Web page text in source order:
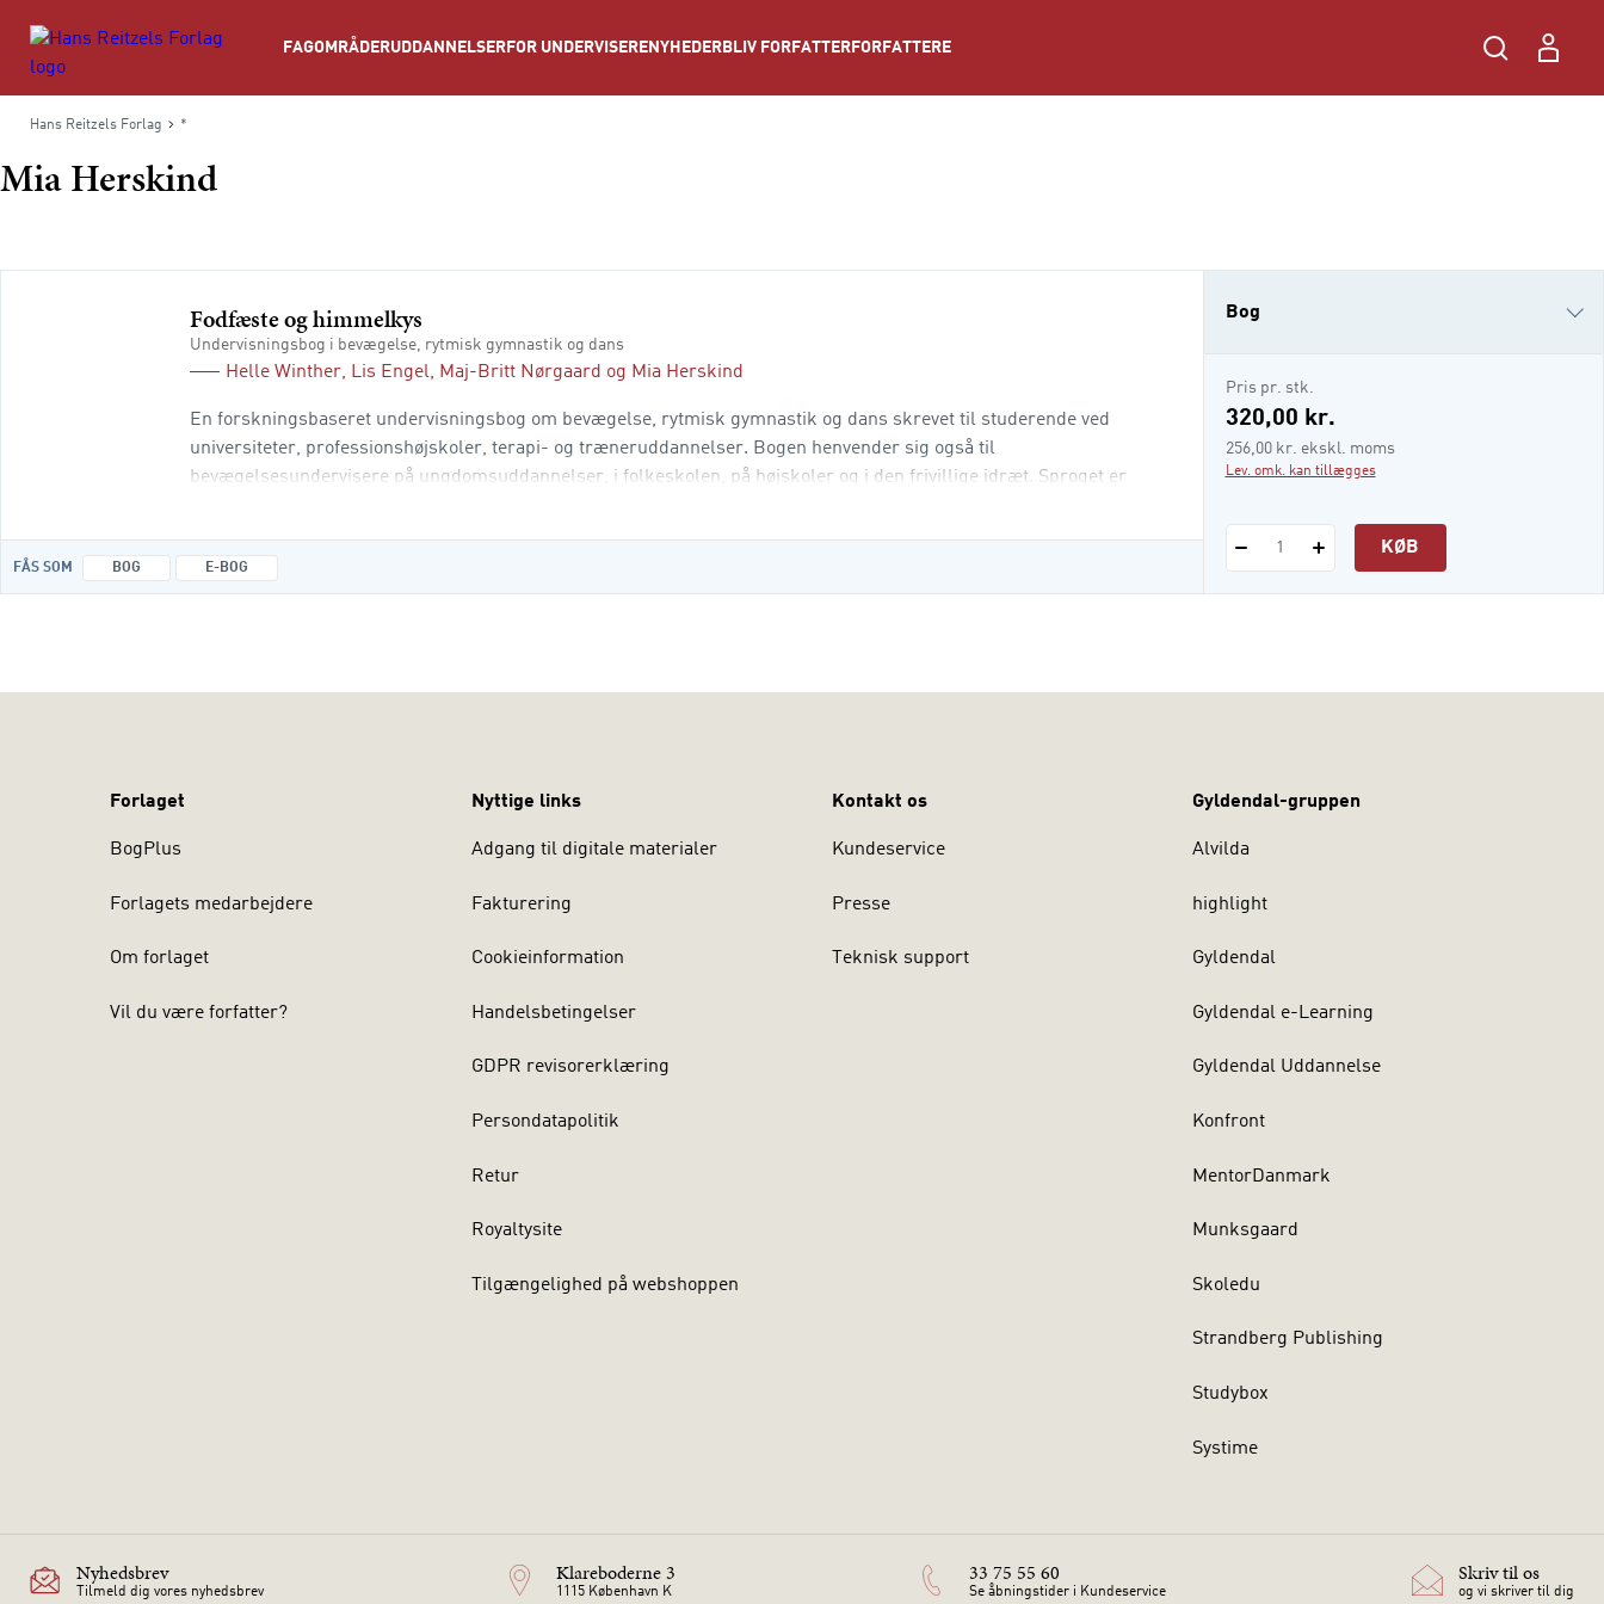
FAGOMRÅDERUDDANNELSER FOR UNDERVISERE NYHEDER BLIV FORFATTER FORFATTERE
Hans Reitzels Forlag *
Mia Herskind
Fodfæste og himmelkys
Undervisningsbog i bevægelse, rytmisk gymnastik og dans
Helle Winther, Lis Engel, Maj-Britt Nørgaard og Mia Herskind
En forskningsbaseret undervisningsbog om bevægelse, rytmisk gymnastik og dans skrevet til studerende ved
universiteter, professionshøjskoler, terapi- og træneruddannelser. Bogen henvender sig også til
bevægelsesundervisere på ungdomsuddannelser, i folkeskolen, på højskoler og i den frivillige idræt. Sproget er
FÅS SOM BOG E-BOG
Bog
e-bog
Pris pr. stk.
320,00 kr.
256,00 kr. ekskl. moms
Lev. omk. kan tillægges
1 KØB
Forlaget
BogPlus
Forlagets medarbejdere
Om forlaget
Vil du være forfatter?
Nyttige links
Adgang til digitale materialer
Fakturering
Cookieinformation
Handelsbetingelser
GDPR revisorerklæring
Persondatapolitik
Retur
Royaltysite
Tilgængelighed på webshoppen
Kontakt os
Kundeservice
Presse
Teknisk support
Gyldendal-gruppen
Alvilda
highlight
Gyldendal
Gyldendal e-Learning
Gyldendal Uddannelse
Konfront
MentorDanmark
Munksgaard
Skoledu
Strandberg Publishing
Studybox
Systime
Nyhedsbrev
Tilmeld dig vores nyhedsbrev
Klareboderne 3
1115 København K
33 75 55 60
Se åbningstider i Kundeservice
Skriv til os
og vi skriver til dig